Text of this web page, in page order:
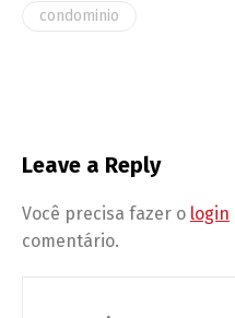
condominio
Leave a Reply
Você precisa fazer o login
comentário.